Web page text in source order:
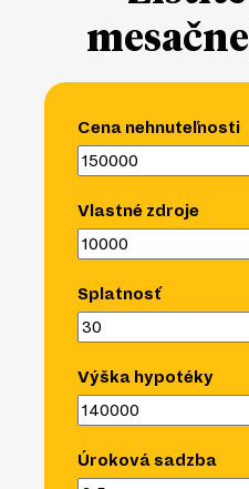
Cena nehnuteľnosti
Vlastné zdroje
Splatnosť
Výška hypotéky
Úroková sadzba